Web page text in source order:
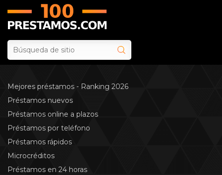
Mejores préstamos - Ranking 2026
Préstamos nuevos
Préstamos online a plazos
Préstamos por teléfono
Préstamos rápidos
Microcréditos
Préstamos en 24 horas